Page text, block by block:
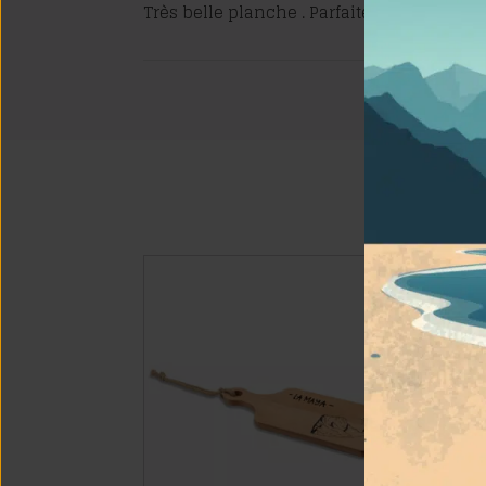
Très belle planche . Parfaite pour un